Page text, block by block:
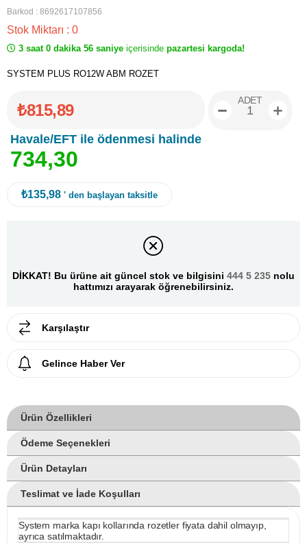
Barkod : 8692617107856
Stok Miktarı : 0
3 saat 0 dakika 56 saniye içerisinde pazartesi kargoda!
SYSTEM PLUS RO12W ABM ROZET
₺815,89
Havale/EFT ile ödenmesi halinde
734,30
ADET
₺135,98 ' den başlayan taksitle
DİKKAT! Bu ürüne ait güncel stok ve bilgisini 444 5 235 nolu
hattımızı arayarak öğrenebilirsiniz.
Karşılaştır
Gelince Haber Ver
Ürün Özellikleri
Ödeme Seçenekleri
Ürün Detayları
Teslimat ve İade Koşulları
System marka kapı kollarında rozetler fiyata dahil olmayıp,
ayrıca satılmaktadır.